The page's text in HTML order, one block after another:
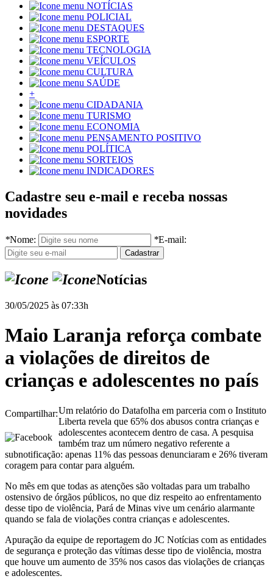
NOTÍCIAS
POLICIAL
DESTAQUES
ESPORTE
TECNOLOGIA
VEÍCULOS
CULTURA
SAÚDE
+
CIDADANIA
TURISMO
ECONOMIA
PENSAMENTO POSITIVO
POLÍTICA
SORTEIOS
INDICADORES
Cadastre seu e-mail e receba nossas
novidades
*Nome: *E-mail:
Notícias
30/05/2025 às 07:33h
Maio Laranja reforça combate
a violações de direitos de
crianças e adolescentes no país
Compartilhar:Um relatório do Datafolha em parceria com o Instituto
Liberta revela que 65% dos abusos contra crianças e
adolescentes acontecem dentro de casa. A pesquisa
também traz um número negativo referente a
subnotificação: apenas 11% das pessoas denunciaram e 26% tiveram
coragem para contar para alguém.
No mês em que todas as atenções são voltadas para um trabalho
ostensivo de órgãos públicos, no que diz respeito ao enfrentamento
desse tipo de violência, Pará de Minas vive um cenário alarmante
quando se fala de violações contra crianças e adolescentes.
Apuração da equipe de reportagem do JC Notícias com as entidades
de segurança e proteção das vítimas desse tipo de violência, mostra
que houve um aumento de 35% nos casos das violações de crianças
e adolescentes.